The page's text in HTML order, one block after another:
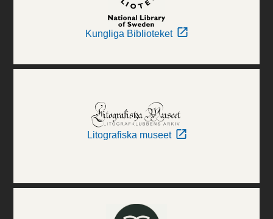
Kungliga Biblioteket
Litografiska museet